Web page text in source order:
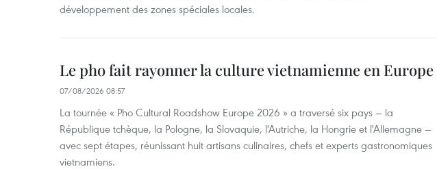
développement des zones spéciales locales.
Le pho fait rayonner la culture vietnamienne en Europe
07/08/2026 08:57
La tournée « Pho Cultural Roadshow Europe 2026 » a traversé six pays — la
République tchèque, la Pologne, la Slovaquie, l'Autriche, la Hongrie et l'Allemagne —
avec sept étapes, réunissant huit artisans culinaires, chefs et experts gastronomiques
vietnamiens.